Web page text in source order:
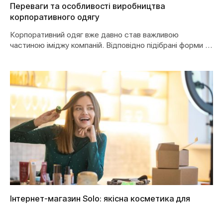
Переваги та особливості виробництва
корпоративного одягу
Корпоративний одяг вже давно став важливою
частиною іміджу компаній. Відповідно підібрані форми та
Інтернет-магазин Solo: якісна косметика для